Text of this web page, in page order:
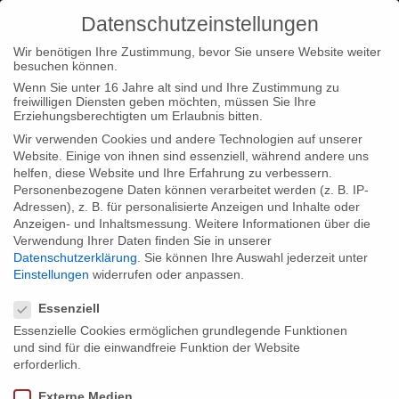
Datenschutzeinstellungen
Wir benötigen Ihre Zustimmung, bevor Sie unsere Website weiter
besuchen können.
Wenn Sie unter 16 Jahre alt sind und Ihre Zustimmung zu
freiwilligen Diensten geben möchten, müssen Sie Ihre
Erziehungsberechtigten um Erlaubnis bitten.
Wir verwenden Cookies und andere Technologien auf unserer
Website. Einige von ihnen sind essenziell, während andere uns
helfen, diese Website und Ihre Erfahrung zu verbessern.
Personenbezogene Daten können verarbeitet werden (z. B. IP-
Adressen), z. B. für personalisierte Anzeigen und Inhalte oder
Anzeigen- und Inhaltsmessung. Weitere Informationen über die
Verwendung Ihrer Daten finden Sie in unserer
Datenschutzerklärung
Sie können Ihre Auswahl jederzeit unter
Einstellungen widerrufen oder anpassen.
Essenziell
Essenzielle Cookies ermöglichen grundlegende Funktionen
und sind für die einwandfreie Funktion der Website
erforderlich.